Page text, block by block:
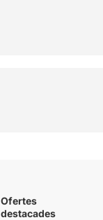
Ofertes
destacades